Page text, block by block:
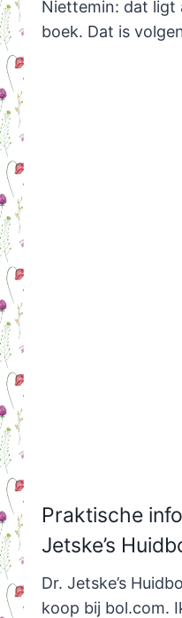
Niettemin: dat ligt
boek. Dat is
Praktische
Jetske’s
Dr. Jetske’s
koop bij bol.com.